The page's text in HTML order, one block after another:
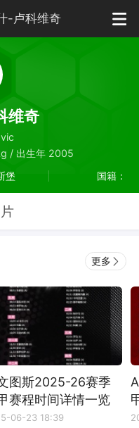
-卢科维奇
维奇
/ 出生年 2005
堡 国籍：
更多
图斯2025-26赛季
赛程时间详情一览
06-23 18:39